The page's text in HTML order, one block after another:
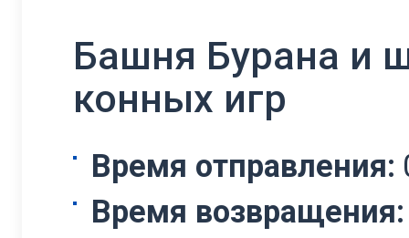
Башня Бурана и
конных игр
Время отправления:
Время возвращения: